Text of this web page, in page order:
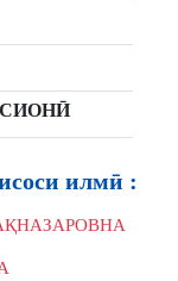
илмӣ :